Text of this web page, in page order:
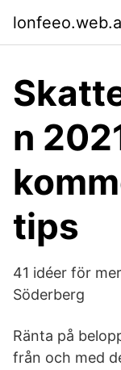
n
tips
41 idéer för
Söderberg
Ränta på
från och med